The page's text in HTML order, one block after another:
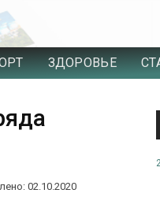
ЗДОРОВЬЕ
02.10.2020